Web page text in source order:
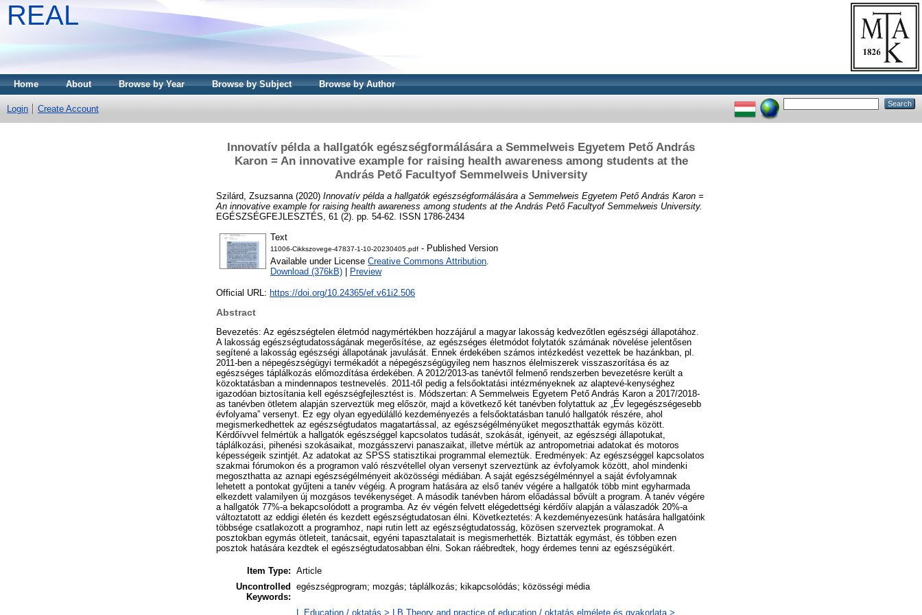
REAL
Home About Browse by Year Browse by Subject Browse by Author
Login Create Account
Innovatív példa a hallgatók egészségformálására a Semmelweis Egyetem Pető András
Karon = An innovative example for raising health awareness among students at the
András Pető Facultyof Semmelweis University
Szilárd, Zsuzsanna (2020) Innovatív példa a hallgatók egészségformálására a Semmelweis Egyetem Pető András Karon =
An innovative example for raising health awareness among students at the András Pető Facultyof Semmelweis University.
EGÉSZSÉGFEJLESZTÉS, 61 (2). pp. 54-62. ISSN 1786-2434
Text
11006-Cikkszovege-47837-1-10-20230405.pdf - Published Version
Available under License Creative Commons Attribution.
Download (376kB)
Preview
Official URL: https://doi.org/10.24365/ef.v61i2.506
Abstract
Bevezetés: Az egészségtelen életmód nagymértékben hozzájárul a magyar lakosság kedvezőtlen egészségi állapotához.
A lakosság egészségtudatosságának megerősítése, az egészséges életmódot folytatók számának növelése jelentősen
segítené a lakosság egészségi állapotának javulását. Ennek érdekében számos intézkedést vezettek be hazánkban, pl.
2011-ben a népegészségügyi termékadót a népegészségügyileg nem hasznos élelmiszerek visszaszorítása és az
egészséges táplálkozás előmozdítása érdekében. A 2012/2013-as tanévtől felmenő rendszerben bevezetésre került a
közoktatásban a mindennapos testnevelés. 2011-től pedig a felsőoktatási intézményeknek az alaptevé-kenységhez
igazodóan biztosítania kell egészségfejlesztést is. Módszertan: A Semmelweis Egyetem Pető András Karon a 2017/2018-
as tanévben ötletem alapján szerveztük meg először, majd a következő két tanévben folytattuk az „Év legegészségesebb
évfolyama” versenyt. Ez egy olyan egyedülálló kezdeményezés a felsőoktatásban tanuló hallgatók részére, ahol
megismerkedhettek az egészségtudatos magatartással, az egészségélményüket megoszthatták egymás között.
Kérdőívvel felmértük a hallgatók egészséggel kapcsolatos tudását, szokását, igényeit, az egészségi állapotukat,
táplálkozási, pihenési szokásaikat, mozgásszervi panaszaikat, illetve mértük az antropometriai adatokat és motoros
képességeik szintjét. Az adatokat az SPSS statisztikai programmal elemeztük. Eredmények: Az egészséggel kapcsolatos
szakmai fórumokon és a programon való részvétellel olyan versenyt szerveztünk az évfolyamok között, ahol mindenki
megoszthatta az aznapi egészségélményeit aközösségi médiában. A saját egészségélménnyel a saját évfolyamnak
lehetett a pontokat gyűjteni a tanév végéig. A program hatására az első tanév végére a hallgatók több mint egyharmada
elkezdett valamilyen új mozgásos tevékenységet. A második tanévben három előadással bővült a program. A tanév végére
a hallgatók 77%-a bekapcsolódott a programba. Az év végén felvett elégedettségi kérdőív alapján a válaszadók 20%-a
változtatott az eddigi életén és kezdett egészségtudatosan élni. Következtetés: A kezdeményezesünk hatására hallgatóink
többsége csatlakozott a programhoz, napi rutin lett az egészségtudatosság, közösen szerveztek programokat. A
posztokban egymás ötleteit, tanácsait, egyéni tapasztalatait is megismerhették. Biztatták egymást, és többen ezen
posztok hatására kezdtek el egészségtudatosabban élni. Sokan ráébredtek, hogy érdemes tenni az egészségükért.
Item Type: Article
Uncontrolled
Keywords:
egészségprogram; mozgás; táplálkozás; kikapcsolódás; közösségi média
L Education / oktatás > LB Theory and practice of education / oktatás elmélete és gyakorlata >